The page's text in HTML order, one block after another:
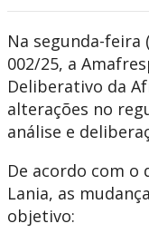
Na segunda-feira
002/25, a
Deliberativo da
alterações no
análise e
De acordo com o
Lania, as
objetivo: